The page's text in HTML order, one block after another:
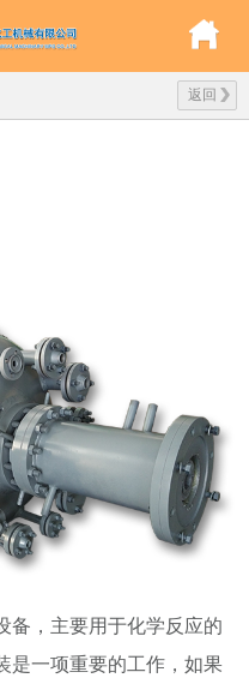
返回
备，主要用于化学反应的
是一项重要的工作，如果